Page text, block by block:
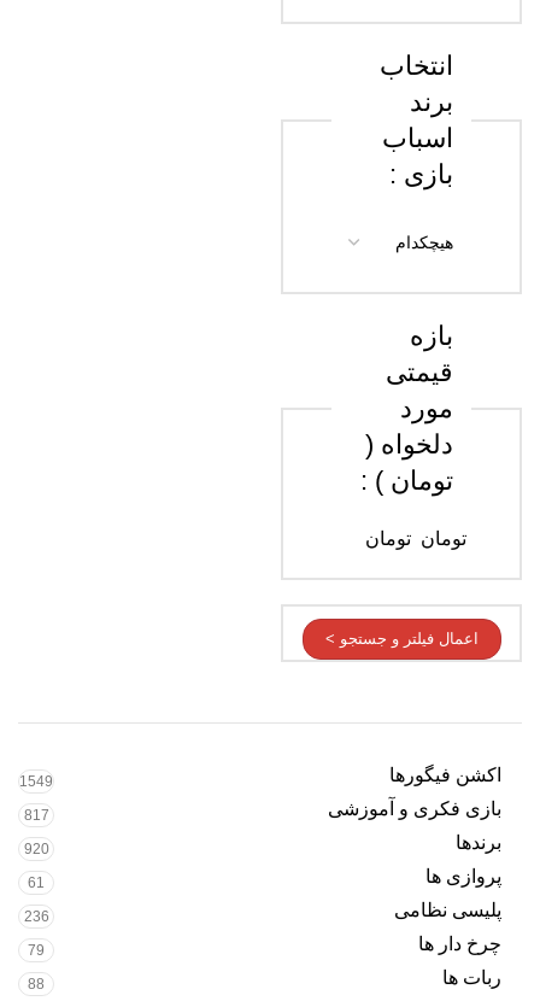
انتخاب
برند
اسباب
بازی :
بازه
قیمتی
مورد
دلخواه (
تومان ) :
تومان تومان
اعمال فیلتر و جستجو >
اکشن فیگورها 1549
بازی فکری و آموزشی 817
برندها 920
پروازی ها 61
پلیسی نظامی 236
چرخ دار ها 79
ربات ها 88